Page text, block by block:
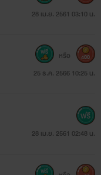
28 เม.ย. 2561 03:10 น.
25 ธ.ค. 2566 10:25 น.
หรือ 400
28 เม.ย. 2561 02:48 น.